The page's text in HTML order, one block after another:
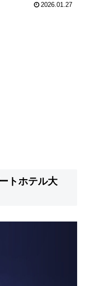
2026.01.27
トホテル大